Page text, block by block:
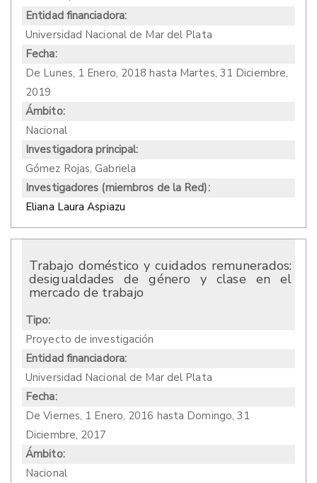
Entidad financiadora:
Universidad Nacional de Mar del Plata
Fecha:
De Lunes, 1 Enero, 2018 hasta Martes, 31 Diciembre,
2019
Ámbito:
Nacional
Investigadora principal:
Gómez Rojas, Gabriela
Investigadores (miembros de la Red):
Eliana Laura Aspiazu
Trabajo doméstico y cuidados remunerados:
desigualdades de género y clase en el
mercado de trabajo
Tipo:
Proyecto de investigación
Entidad financiadora:
Universidad Nacional de Mar del Plata
Fecha:
DeViernes, 1 Enero, 2016 hasta Domingo, 31
Diciembre, 2017
Ámbito:
Nacional